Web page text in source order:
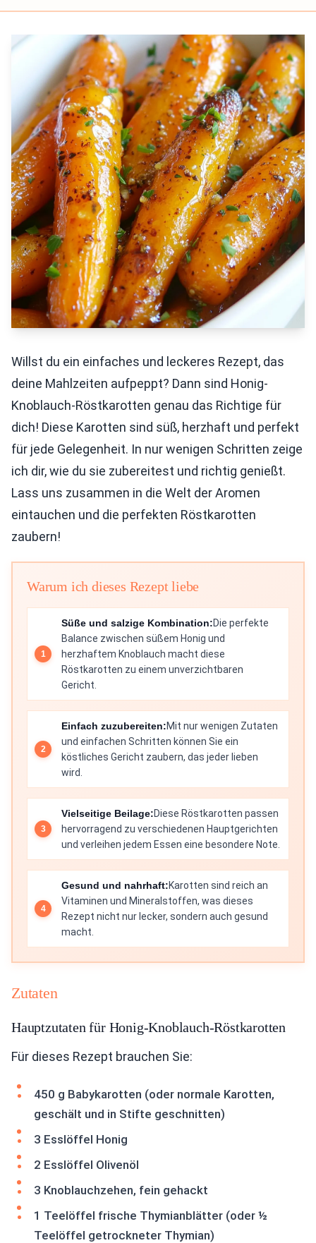
Willst du ein einfaches und leckeres Rezept, das
deine Mahlzeiten aufpeppt? Dann sind Honig-
Knoblauch-Röstkarotten genau das Richtige für
dich! Diese Karotten sind süß, herzhaft und perfekt
für jede Gelegenheit. In nur wenigen Schritten zeige
ich dir, wie du sie zubereitest und richtig genießt.
Lass uns zusammen in die Welt der Aromen
eintauchen und die perfekten Röstkarotten
zaubern!
Warum ich dieses Rezept liebe
Süße und salzige Kombination:Die perfekte
Balance zwischen süßem Honig und
herzhaftem Knoblauch macht diese
Röstkarotten zu einem unverzichtbaren
Gericht.
Einfach zuzubereiten:Mit nur wenigen Zutaten
und einfachen Schritten können Sie ein
köstliches Gericht zaubern, das jeder lieben
wird.
Vielseitige Beilage:Diese Röstkarotten passen
hervorragend zu verschiedenen Hauptgerichten
und verleihen jedem Essen eine besondere Note.
Gesund und nahrhaft:Karotten sind reich an
Vitaminen und Mineralstoffen, was dieses
Rezept nicht nur lecker, sondern auch gesund
macht.
Zutaten
Hauptzutaten für Honig-Knoblauch-Röstkarotten
Für dieses Rezept brauchen Sie:
450 g Babykarotten (oder normale Karotten,
geschält und in Stifte geschnitten)
3 Esslöffel Honig
2 Esslöffel Olivenöl
3 Knoblauchzehen, fein gehackt
1 Teelöffel frische Thymianblätter (oder ½
Teelöffel getrockneter Thymian)